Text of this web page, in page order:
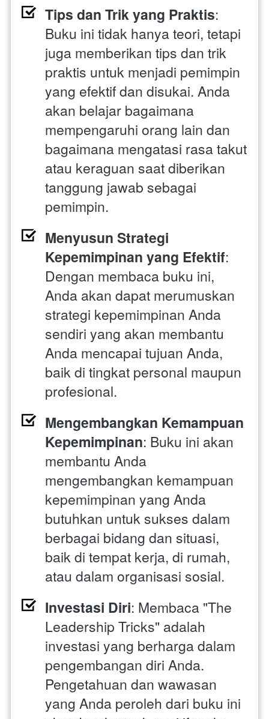
Tips dan Trik yang Praktis:
Buku ini tidak hanya teori, tetapi
juga memberikan tips dan trik
praktis untuk menjadi pemimpin
yang efektif dan disukai. Anda
akan belajar bagaimana
mempengaruhi orang lain dan
bagaimana mengatasi rasa takut
atau keraguan saat diberikan
tanggung jawab sebagai
pemimpin.
Menyusun Strategi
Kepemimpinan yang Efektif:
Dengan membaca buku ini,
Anda akan dapat merumuskan
strategi kepemimpinan Anda
sendiri yang akan membantu
Anda mencapai tujuan Anda,
baik di tingkat personal maupun
profesional.
Mengembangkan Kemampuan
Kepemimpinan: Buku ini akan
membantu Anda
mengembangkan kemampuan
kepemimpinan yang Anda
butuhkan untuk sukses dalam
berbagai bidang dan situasi,
baik di tempat kerja, di rumah,
atau dalam organisasi sosial.
Investasi Diri: Membaca "The
Leadership Tricks" adalah
investasi yang berharga dalam
pengembangan diri Anda.
Pengetahuan dan wawasan
yang Anda peroleh dari buku ini